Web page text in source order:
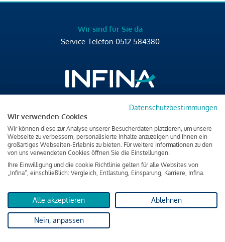
Wir sind für Sie da
Service-Telefon 0512 584380
Brixner Straße 2/4
6020 Innsbruck
T+43 512 584380
office@infina.at
Impressum
Datenschutz & Cookies
Datenschutzbestimmungen
Wir verwenden Cookies
Wir können diese zur Analyse unserer Besucherdaten platzieren, um unsere
Webseite zu verbessern, personalisierte Inhalte anzuzeigen und Ihnen ein
großartiges Webseiten-Erlebnis zu bieten. Für weitere Informationen zu den
von uns verwendeten Cookies öffnen Sie die Einstellungen.
Ihre Einwilligung und die cookie Richtlinie gelten für alle Websites von
„Infina“, einschließlich: Vergleich, Entlastung, Einsparung, Karriere, Infina.
Alle akzeptieren Ablehnen
Nein, anpassen